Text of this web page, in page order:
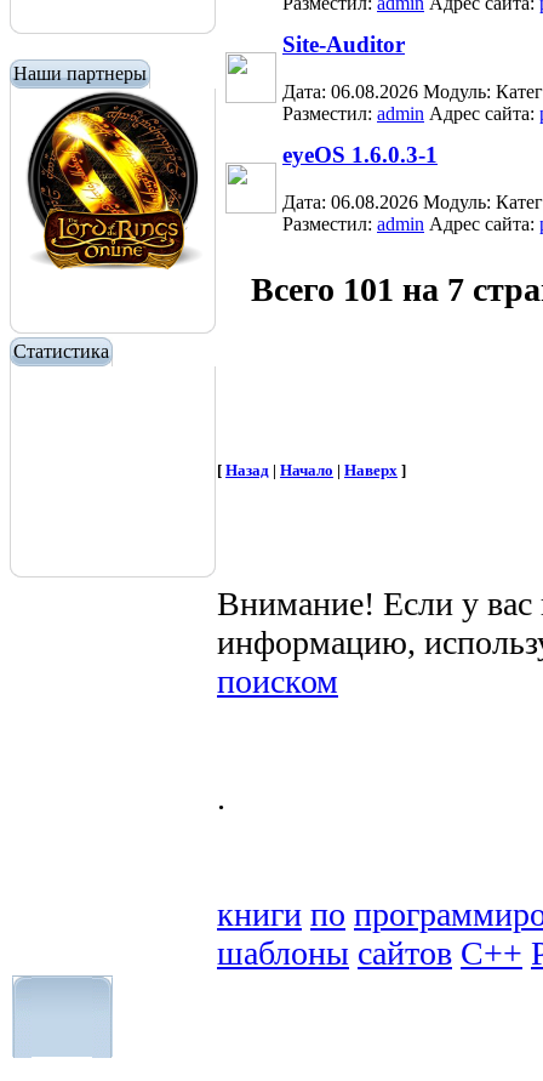
Наши партнеры
Статистика
Site-Auditor
Дата: 06.08.2026 Модуль:
Разместил: admin Адрес сайта:
eyeOS 1.6.0.3-1
Дата: 06.08.2026 Модуль:
Разместил: admin Адрес сайта:
Всего 101 на 7
[ Назад | Начало | Наверх ]
Внимание! Если у
информацию,
поиском
.
книги по
шаблоны сайтов C++